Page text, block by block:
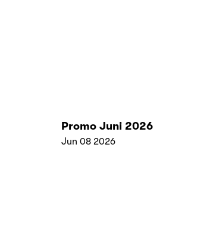
Promo Juni 2026
Jun 08 2026